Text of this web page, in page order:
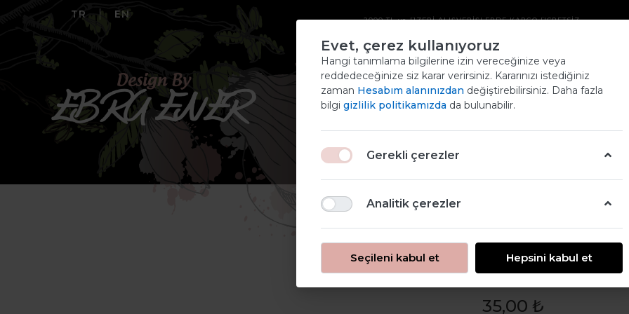
TR EN 2000 TL ve ÜZERİ ALIŞVERİŞLERDE KARGO ÜCRETSİZ
YEŞILKÖY PIRINÇ
DEKOPAJ KAĞIDI
Yeşilköy
35,00 ₺
Evet, çerez kullanıyoruz
Hangi tanımlama bilgilerine izin vereceğinize veya
reddedeceğinize siz karar verirsiniz. Kararınızı istediğiniz
zaman Hesabım alanınızdan değiştirebilirsiniz. Daha fazla
bilgi gizlilik politikamızda da bulunabilir.
Gerekli çerezler
Analitik çerezler
Seçileni kabul et Hepsini kabul et